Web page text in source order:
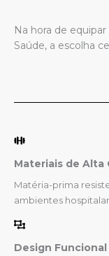
Na hora de
Saúde, a escolha
Materiais de Alta
Matéria-prima
ambientes
Design Funcional